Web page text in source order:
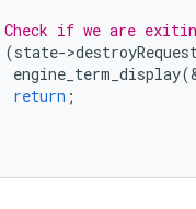
if we are
(state->
engine_term_display(
return ;